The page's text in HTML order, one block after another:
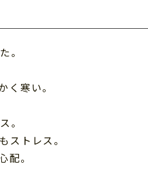
。
く寒い。
。
ストレス。
。